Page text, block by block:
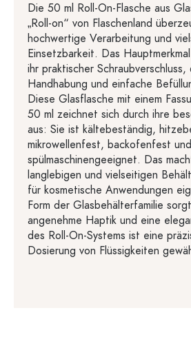
Die 50 ml Roll-On-Flasche aus
„Roll-on“ von Flaschenland
hochwertige Verarbeitung und
Einsetzbarkeit. Das
ihr praktischer
Handhabung und einfache
Diese Glasflasche mit einem
50 ml zeichnet sich durch ihre
aus: Sie ist kältebeständig,
mikrowellenfest, backofenfest
spülmaschinengeeignet. Das
langlebigen und vielseitigen
für kosmetische Anwendungen
Form der Glasbehälterfamilie
angenehme Haptik und eine
des Roll-On-Systems ist eine
Dosierung von Flüssigkeiten